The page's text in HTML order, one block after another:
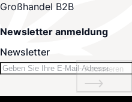
Großhandel B2B
Newsletter anmeldung
Newsletter
Abonnieren